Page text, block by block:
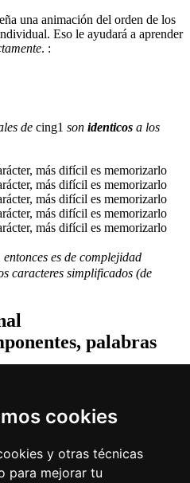
cookies
y otras técnicas
para mejorar tu
una animación del orden de los
Eso le ayudará a aprender
. :
de cing1 son identicos a los
, entonces es de complejidad
caracteres simplificados (de
palabras
cing1 in Cantonese